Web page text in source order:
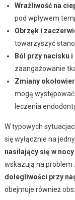
Wrażliwość na
pod wpływem
Obrzęk i
towarzyszyć
Ból przy nacisku
zaangażowanie
Zmiany
mogą występować
leczenia
W typowych
się wyłącznie na
nasilający się w nocy
wskazują na
dolegliwości przy
obejmuje również